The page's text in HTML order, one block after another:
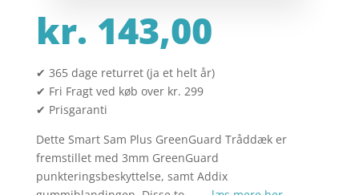
kr. 143,00
✔ 365 dage returret (ja et helt år)
✔ Fri Fragt ved køb over kr. 299
✔ Prisgaranti
Dette Smart Sam Plus GreenGuard Tråddæk er
fremstillet med 3mm GreenGuard
punkteringsbeskyttelse, samt Addix